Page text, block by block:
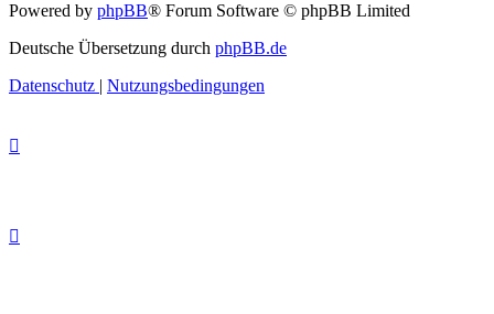
Powered by phpBB® Forum Software © phpBB Limited
Deutsche Übersetzung durch phpBB.de
Datenschutz | Nutzungsbedingungen